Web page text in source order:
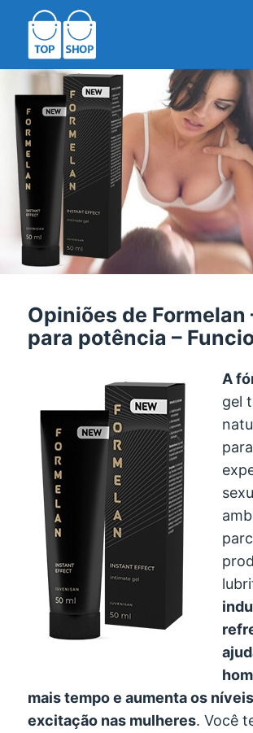
TopShop-EU.com
Opiniões de Formelan
para potência –
A
gel
mais tempo e aumenta os
excitação nas mulheres. Você